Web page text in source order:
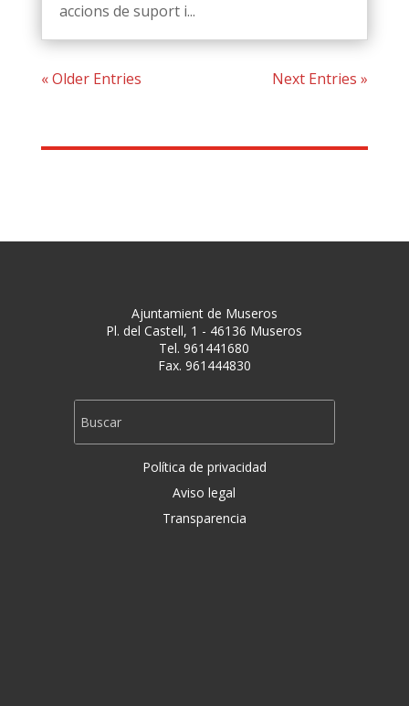
accions de suport i...
« Older Entries Next Entries »
Ajuntamient de Museros
Pl. del Castell, 1 - 46136 Museros
Tel. 961441680
Fax. 961444830
Política de privacidad
Aviso legal
Transparencia